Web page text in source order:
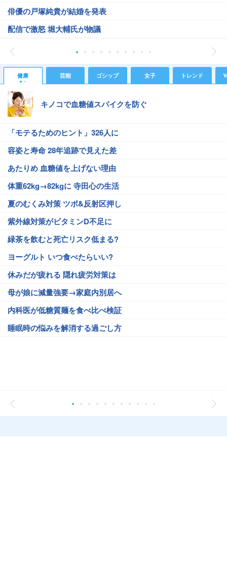
俳優の戸塚純貴が結婚を発表
配信で激怒 堀大輔氏が物議
健康 芸能 ゴシップ 女子 トレンド
キノコで血糖値スパイクを防ぐ
「モテるためのヒント」326人に
容姿と寿命 28年追跡で見えた差
あたりめ 血糖値を上げない理由
体重62kg→82kgに 寺田心の生活
夏のむくみ対策 ツボ&反射区押し
紫外線対策がビタミンD不足に
緑茶を飲むと死亡リスク低まる?
ヨーグルト いつ食べたらいい?
休みだが疲れる 隠れ疲労対策は
母が娘に減量強要→家庭内別居へ
内科医が低糖質麺を食べ比べ検証
睡眠時の悩みを解消する過ごし方